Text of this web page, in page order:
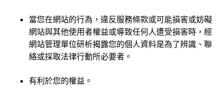
當您在網站的行為，違反服務條款或可能損害或妨礙
網站與其他使用者權益或導致任何人遭受損害時，經
網站管理單位研析揭露您的個人資料是為了辨識、聯
絡或採取法律行動所必要者。
有利於您的權益。